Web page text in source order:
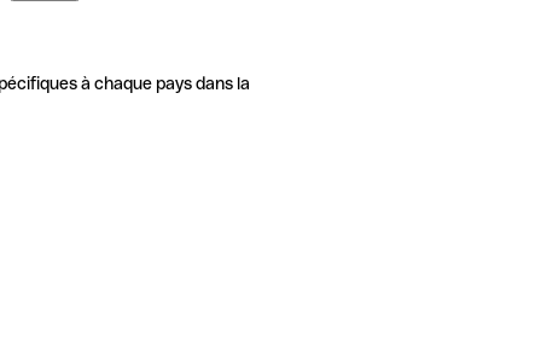
à chaque pays dans la